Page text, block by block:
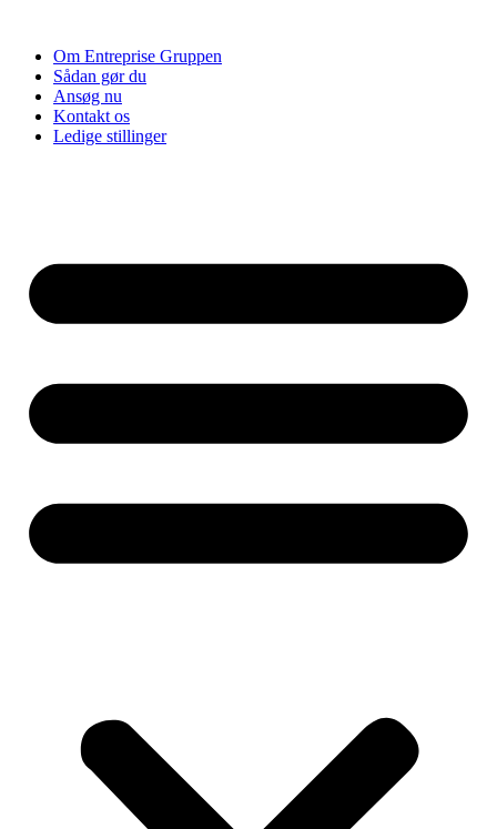
indholdOm Entreprise Gruppen
Sådan gør du
Ansøg nu
Kontakt os
Ledige stillinger